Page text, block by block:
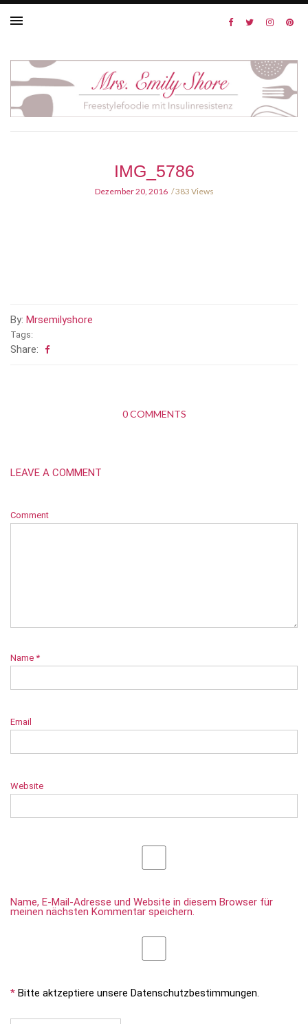
IMG_5786
Dezember 20, 2016 383 Views
By: Mrsemilyshore
Tags:
Share:
0 COMMENTS
LEAVE A COMMENT
Comment
Name *
Email
Website
Name, E-Mail-Adresse und Website in diesem Browser für
meinen nächsten Kommentar speichern.
* Bitte aktzeptiere unsere Datenschutzbestimmungen.